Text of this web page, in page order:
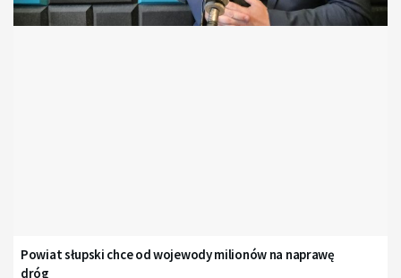
Powiat słupski chce od wojewody milionów na naprawę
dróg